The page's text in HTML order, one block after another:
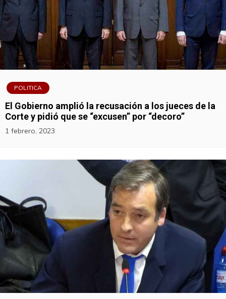
POLITICA
El Gobierno amplió la recusación a los jueces de la
Corte y pidió que se “excusen” por “decoro”
1 febrero, 2023